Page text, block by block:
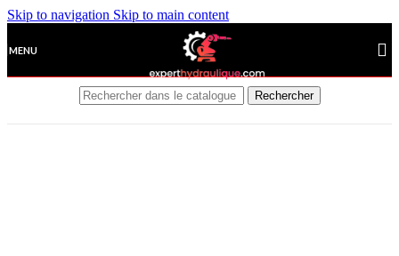
Skip to navigation Skip to main content
MENU
Rechercher